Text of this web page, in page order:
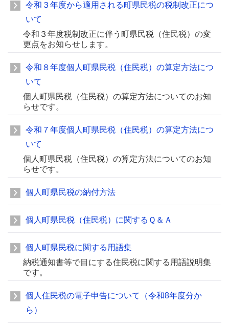
令和３年度から適用される町県民税の税制改正につ
いて
令和３年度税制改正に伴う町県民税（住民税）の変
更点をお知らせします。
令和８年度個人町県民税（住民税）の算定方法につ
いて
個人町県民税（住民税）の算定方法についてのお知
らせです。
令和７年度個人町県民税（住民税）の算定方法につ
いて
個人町県民税（住民税）の算定方法についてのお知
らせです。
個人町県民税の納付方法
個人町県民税（住民税）に関するＱ＆Ａ
個人町県民税に関する用語集
納税通知書等で目にする住民税に関する用語説明集
です。
個人住民税の電子申告について（令和8年度分か
ら）